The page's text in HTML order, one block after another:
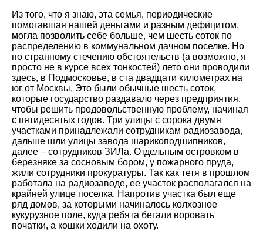
Из того, что я знаю, эта семья, периодические
помогавшая нашей деньгами и разным дефицитом,
могла позволить себе больше, чем шесть соток по
распределению в коммунальном дачном поселке. Но
по странному стечению обстоятельств (а возможно, я
просто не в курсе всех тонкостей) лето они проводили
здесь, в Подмосковье, в ста двадцати километрах на
юг от Москвы. Это были обычные шесть соток,
которые государство раздавало через предприятия,
чтобы решить продовольственную проблему, начиная
с пятидесятых годов. Три улицы с сорока двумя
участками принадлежали сотрудникам радиозавода,
дальше шли улицы завода шарикоподшипников,
далее – сотрудников ЗИЛа. Отдельным островком в
березняке за сосновым бором, у пожарного пруда,
жили сотрудники прокуратуры. Так как тетя в прошлом
работала на радиозаводе, ее участок располагался на
крайней улице поселка. Напротив участка был еще
ряд домов, за которыми начиналось колхозное
кукурузное поле, куда ребята бегали воровать
початки, а кошки ходили на охоту.